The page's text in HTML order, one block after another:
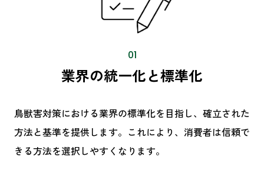
01
業界の統一化と標準化
鳥獣害対策における業界の標準化を目指し、確立された
方法と基準を提供します。これにより、消費者は信頼で
きる方法を選択しやすくなります。